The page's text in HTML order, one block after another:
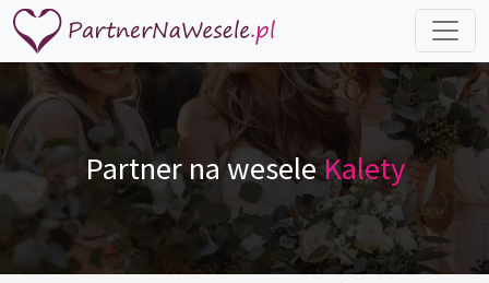
Partner na weseleKalety